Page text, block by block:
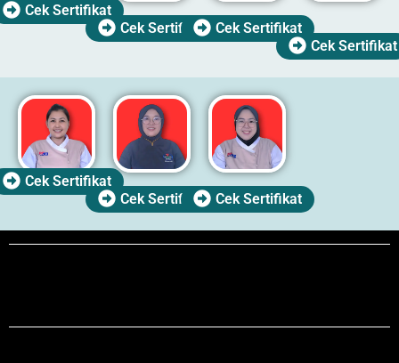
Cek Sertifikat
Cek Sertifikat Cek Sertifikat
Cek Sertifikat
Cek Sertifikat
Cek Sertifikat Cek Sertifikat